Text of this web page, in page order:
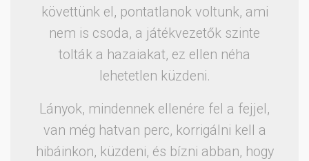
követtünk el, pontatlanok voltunk, ami
nem is csoda, a játékvezetők szinte
tolták a hazaiakat, ez ellen néha
lehetetlen küzdeni.
Lányok, mindennek ellenére fel a fejjel,
van még hatvan perc, korrigálni kell a
hibáinkon, küzdeni, és bízni abban, hogy